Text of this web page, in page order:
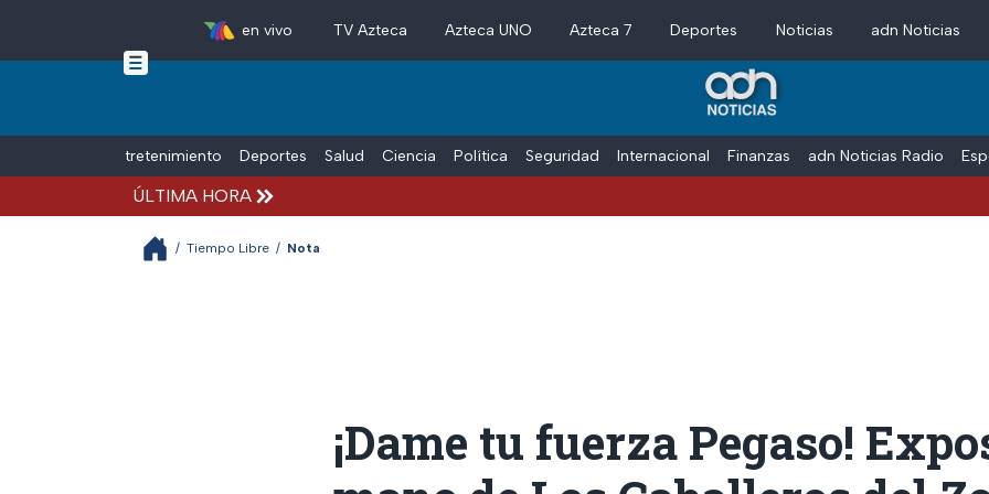
Skip to main content
en vivo TV Azteca Azteca UNO Azteca 7 Deportes Noticias adn Noticias
Entretenimiento Deportes Salud Ciencia Política Seguridad Internacional Finanzas adn Noticias Radio
ÚLTIMA HORA
/ Tiempo Libre / Nota
¡Dame tu fuerza Pegaso!